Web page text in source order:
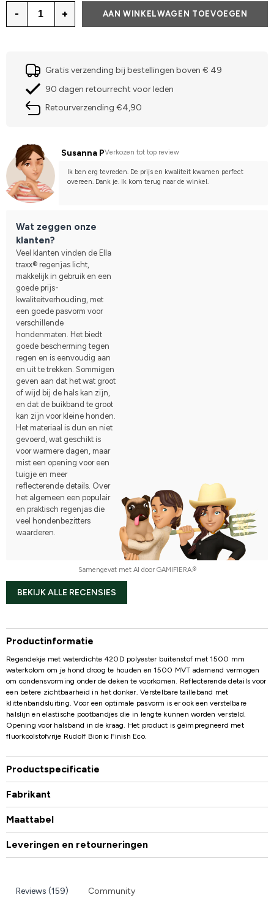
- + AAN WINKELWAGEN TOEVOEGEN
Gratis verzending bij bestellingen boven € 49
90 dagen retourrecht voor leden
Retourverzending €4,90
Susanna PVerkozen tot top review
Ik ben erg tevreden. De prijs en kwaliteit kwamen perfect
overeen. Dank je. Ik kom terug naar de winkel.
Wat zeggen onze
klanten?
Veel klanten vinden de Ella
traxx® regenjas licht,
makkelijk in gebruik en een
goede prijs-
kwaliteitverhouding, met
een goede pasvorm voor
verschillende
hondenmaten. Het biedt
goede bescherming tegen
regen en is eenvoudig aan
en uit te trekken. Sommigen
geven aan dat het wat groot
of wijd bij de hals kan zijn,
en dat de buikband te groot
kan zijn voor kleine honden.
Het materiaal is dun en niet
gevoerd, wat geschikt is
voor warmere dagen, maar
mist een opening voor een
tuigje en meer
reflecterende details. Over
het algemeen een populair
en praktisch regenjas die
veel hondenbezitters
waarderen.
Samengevat met AI door GAMIFIERA.®
BEKIJK ALLE RECENSIES
Productinformatie
Regendekje met waterdichte 420D polyester buitenstof met 1500 mm
waterkolom om je hond droog te houden en 1500 MVT ademend vermogen
om condensvorming onder de deken te voorkomen. Reflecterende details voor
een betere zichtbaarheid in het donker. Verstelbare tailleband met
klittenbandsluiting. Voor een optimale pasvorm is er ook een verstelbare
halslijn en elastische pootbandjes die in lengte kunnen worden versteld.
Opening voor halsband in de kraag. Het product is geïmpregneerd met
fluorkoolstofvrije Rudolf Bionic Finish Eco.
Productspecificatie
Fabrikant
Maattabel
Leveringen en retourneringen
Reviews (159) Community